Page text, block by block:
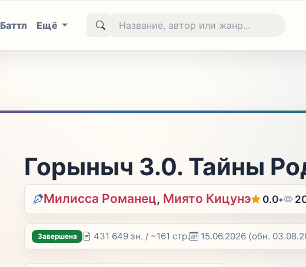
Баттл Ещё
Горыныч 3.0. Тайны
Милисса Романец, Миято Кицунэ 0.0•
Завершена 431 649 зн. / ~161 стр. 15.06.2026 (обн.